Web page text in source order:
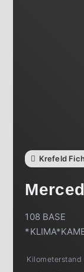
Krefeld
108 BASE
Kilometerstand